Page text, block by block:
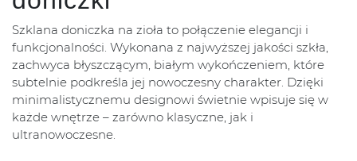
Szklana doniczka na zioła to połączenie elegancji i
funkcjonalności. Wykonana z najwyższej jakości szkła,
zachwyca błyszczącym, białym wykończeniem, które
subtelnie podkreśla jej nowoczesny charakter. Dzięki
minimalistycznemu designowi świetnie wpisuje się w
każde wnętrze – zarówno klasyczne, jak i
ultranowoczesne.